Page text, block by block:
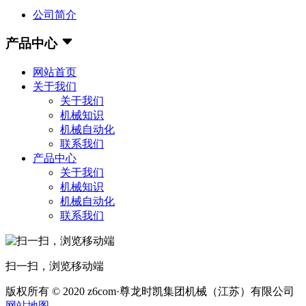
公司简介
产品中心
网站首页
关于我们
关于我们
机械知识
机械自动化
联系我们
产品中心
关于我们
机械知识
机械自动化
联系我们
扫一扫，浏览移动端
版权所有 © 2020 z6com·尊龙时凯集团机械（江苏）有限公司